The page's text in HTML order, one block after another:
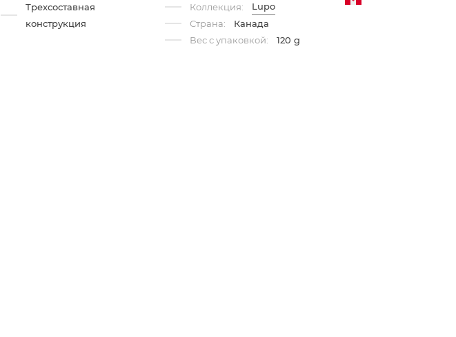
Трехсоставная
конструкция
Коллекция:
Lupo
Страна:
Канада
Вес с упаковкой:
120 g